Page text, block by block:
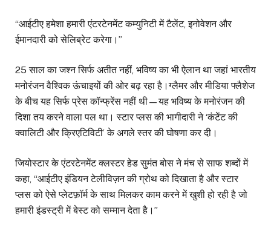
“आईटीए हमेशा हमारी एंटरटेनमेंट कम्युनिटी में टैलेंट, इनोवेशन और
ईमानदारी को सेलिब्रेट करेगा।”
25 साल का जश्न सिर्फ अतीत नहीं, भविष्य का भी ऐलान था जहां भारतीय
मनोरंजन वैश्विक ऊंचाइयों की ओर बढ़ रहा है।ग्लैमर और मीडिया फ्लैशेज
के बीच यह सिर्फ प्रेस कॉन्फ्रेंस नहीं थी—यह भविष्य के मनोरंजन की
दिशा तय करने वाला पल था। स्टार प्लस की भागीदारी ने ‘कंटेंट की
क्वालिटी और क्रिएटिविटी’ के अगले स्तर की घोषणा कर दी।
जियोस्टार के एंटरटेनमेंट क्लस्टर हेड सुमंत बोस ने मंच से साफ शब्दों में
कहा, “आईटीए इंडियन टेलीविज़न की ग्रोथ को दिखाता है और स्टार
प्लस को ऐसे प्लेटफ़ॉर्म के साथ मिलकर काम करने में खुशी हो रही है जो
हमारी इंडस्ट्री में बेस्ट को सम्मान देता है।”